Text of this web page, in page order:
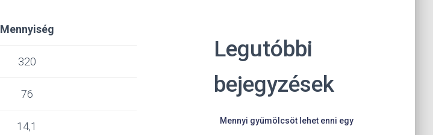
Mennyiség
320
76
14,1
Legutóbbi
bejegyzések
Mennyi gyümölcsöt lehet enni egy